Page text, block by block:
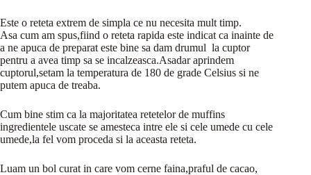
Este o reteta extrem de simpla ce nu necesita mult timp.
Asa cum am spus,fiind o reteta rapida este indicat ca inainte de
a ne apuca de preparat este bine sa dam drumul la cuptor
pentru a avea timp sa se incalzeasca.Asadar aprindem
cuptorul,setam la temperatura de 180 de grade Celsius si ne
putem apuca de treaba.
Cum bine stim ca la majoritatea retetelor de muffins
ingredientele uscate se amesteca intre ele si cele umede cu cele
umede,la fel vom proceda si la aceasta reteta.
Luam un bol curat in care vom cerne faina,praful de cacao,